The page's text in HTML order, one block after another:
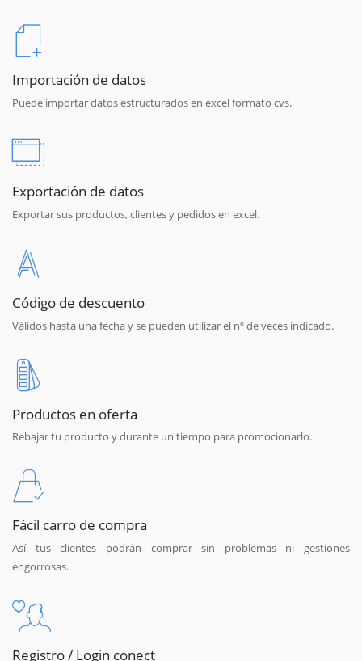
Importación de datos
Puede importar datos estructurados en excel formato cvs.
Exportación de datos
Exportar sus productos, clientes y pedidos en excel.
Código de descuento
Válidos hasta una fecha y se pueden utilizar el nº de veces indicado.
Productos en oferta
Rebajar tu producto y durante un tiempo para promocionarlo.
Fácil carro de compra
Así tus clientes podrán comprar sin problemas ni gestiones
engorrosas.
Registro / Login conect